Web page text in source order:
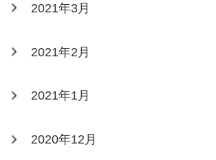
2021年3月
2021年2月
2021年1月
2020年12月